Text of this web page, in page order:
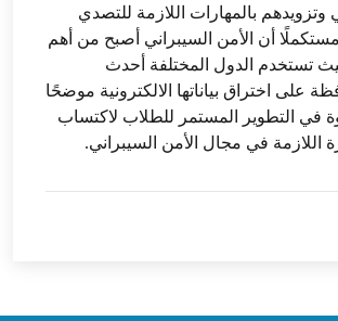
وتزويدهم بالمهارات اللازمة للتصدي
أن الأمن السيبراني أصبح من أهم
تستخدم الدول المختلفة أحدث
على اختراق بياناتها الالكترونية موضحًا
في التطوير المستمر للطلاب لاكتساب
اللازمة في مجال الأمن السيبراني.